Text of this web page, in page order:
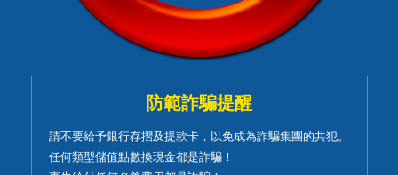
防範詐騙提醒
請不要給予銀行存摺及提款卡，以免成為詐騙集團的共犯。
任何類型儲值點數換現金都是詐騙！